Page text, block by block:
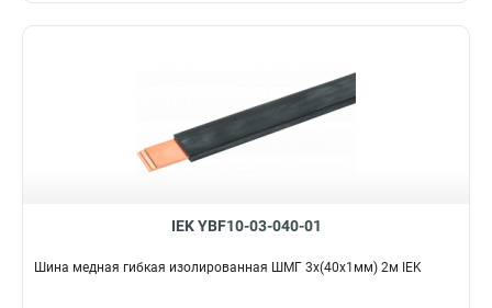
IEK YBF10-03-040-01
Шина медная гибкая изолированная ШМГ 3x(40x1мм) 2м IEK